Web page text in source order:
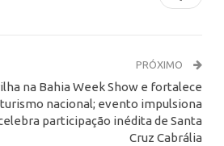
PRÓXIMO
na Bahia Week Show e fortalece
nacional; evento impulsiona
participação inédita de Santa
Cruz Cabrália